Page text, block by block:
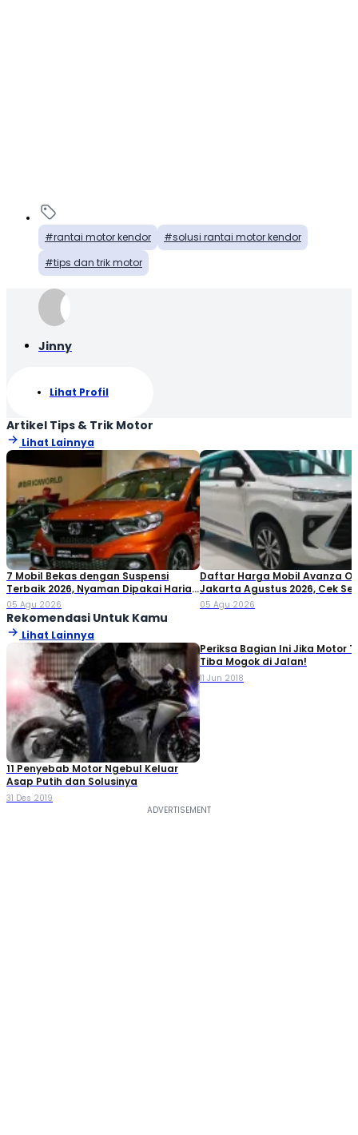
rantai motor kendor
solusi rantai motor kendor
tips dan trik motor
Jinny
Lihat Profil
Artikel Tips & Trik Motor
Lihat Lainnya
7 Mobil Bekas dengan Suspensi
Terbaik 2026, Nyaman Dipakai Harian
hingga Perjalanan Jauh
05 Agu 2026
Daftar Harga Mobil Avanza
Jakarta Agustus 2026, Cek
Variannya!
05 Agu 2026
Rekomendasi Untuk Kamu
Lihat Lainnya
11 Penyebab Motor Ngebul Keluar
Asap Putih dan Solusinya
31 Des 2019
Periksa Bagian Ini Jika Motor
Tiba Mogok di Jalan!
11 Jun 2018